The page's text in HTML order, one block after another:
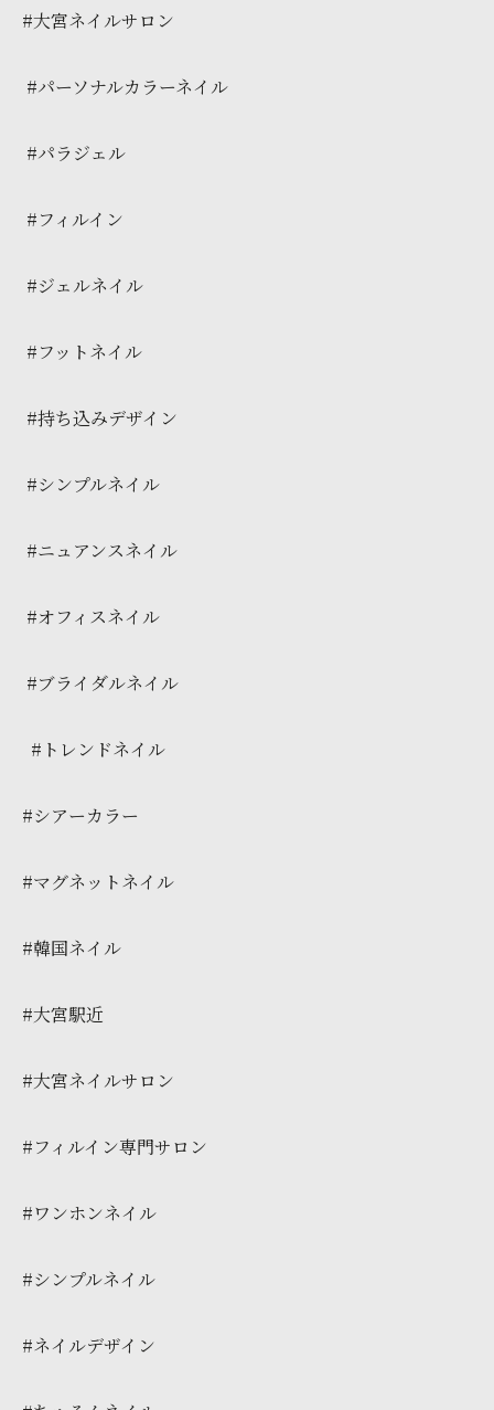
#大宮ネイルサロン
#パーソナルカラーネイル
#パラジェル
#フィルイン
#ジェルネイル
#フットネイル
#持ち込みデザイン
#シンプルネイル
#ニュアンスネイル
#オフィスネイル
#ブライダルネイル
#トレンドネイル
#シアーカラー
#マグネットネイル
#韓国ネイル
#大宮駅近
#大宮ネイルサロン
#フィルイン専門サロン
#ワンホンネイル
#シンプルネイル
#ネイルデザイン